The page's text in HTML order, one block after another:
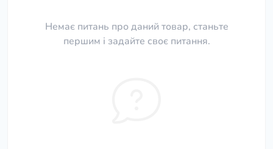
Немає питань про даний товар, станьте
першим і задайте своє питання.